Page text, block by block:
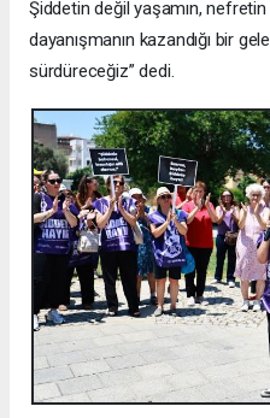
Şiddetin değil yaşamın,
dayanışmanın kazandığı bir
sürdüreceğiz” dedi.